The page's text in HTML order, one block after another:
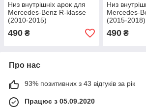
Низ внутрішніх арок для
Mercedes-Benz R-klasse
(2010-2015)
490 ₴
Низ
Mercedes-
(2015-2018)
490₴
Про нас
93% позитивних з 43 відгуків за рік
Працює з 05.09.2020